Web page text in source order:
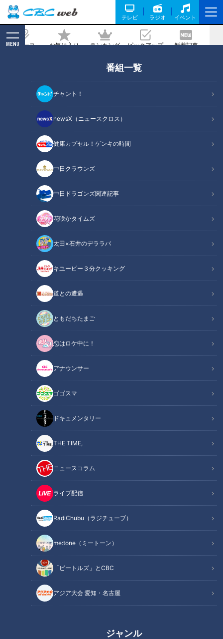
テレビ ラジオ イベント
ニュース お気に入り ランキング ピックアップ 新着記事
MENU
番組一覧
チャント！
newsX（ニュースクロス）
健康カプセル！ゲンキの時間
中日クラウンズ
中日ドラゴンズ関連記事
花咲かタイムズ
太田×石井のデララバ
キユーピー３分クッキング
道との遭遇
ともだちたまご
恋はロケ中に！
アナウンサー
ゴゴスマ
ドキュメンタリー
THE TIME,
ニュースコラム
ライブ配信
RadiChubu（ラジチューブ）
me:tone（ミートーン）
「ビートルズ」とCBC
アジア大会 愛知・名古屋
ジャンル
ん」の作り方【キユーピー３分クッキン
グ】
2025/09/02 18:00
CBCテレビ：画像『キユーピー3分クッキング』
キユーピー３分クッキング
レシピ紹介
かつおのうまみが凝縮されたなまり節を、夏野菜と一緒に炊き
ましょう。なまり節のおいしさを生かした上品な味つけです。
（講師：こてらみや先生／キユーピー３分クッキング ）
関連リンク
なまり節となす、ミニトマトの炊いたん
材料（2人分）
作り方
オススメ関連コンテンツ
材料（2人分）
なまり節 200g
なす 2～3個(240g)
ミニトマト 8個
しょうが 1かけ